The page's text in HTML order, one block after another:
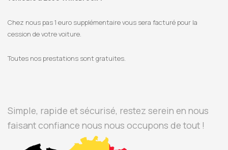
Chez nous pas 1 euro supplémentaire vous sera facturé pour la
cession de votre voiture.
Toutes nos prestations sont gratuites.
Simple, rapide et sécurisé, restez serein en nous
faisant confiance nous nous occupons de tout !